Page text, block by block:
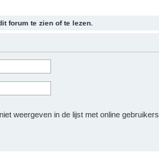
forum te zien of te lezen.
weergeven in de lijst met online gebruikers